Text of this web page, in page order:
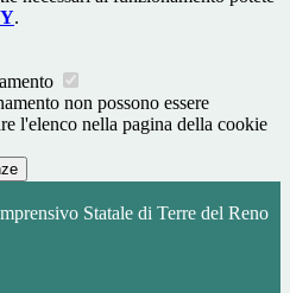
.
non possono essere
l'elenco nella pagina della cookie
Statale di Terre del Reno